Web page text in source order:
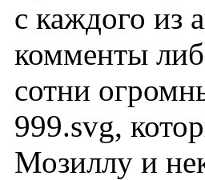
с каждого из
комменты
сотни
999.svg,
Мозиллу и